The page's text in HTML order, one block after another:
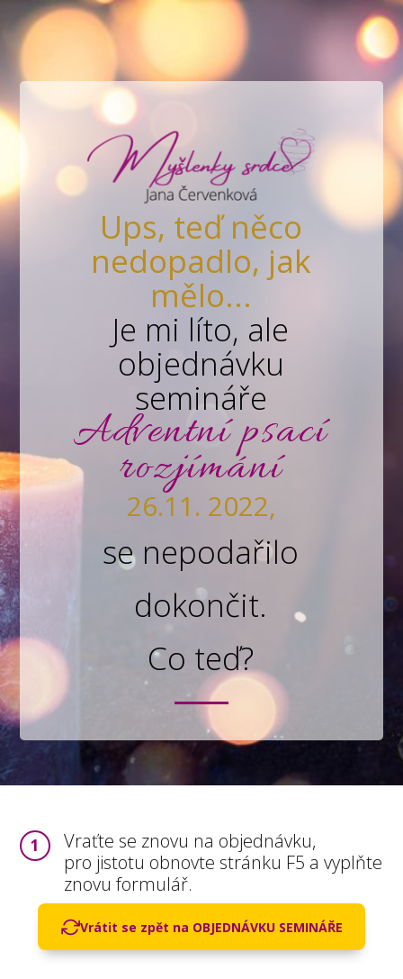
Ups, teď něco
nedopadlo, jak
mělo...
Je mi líto, ale
objednávku
semináře
Adventní psací
rozjímání
26.11. 2022,
se nepodařilo
dokončit.
Co teď?
1
Vraťte se znovu na objednávku,
pro jistotu obnovte stránku F5 a vyplňte
znovu formulář.
Vrátit se zpět na OBJEDNÁVKU SEMINÁŘE